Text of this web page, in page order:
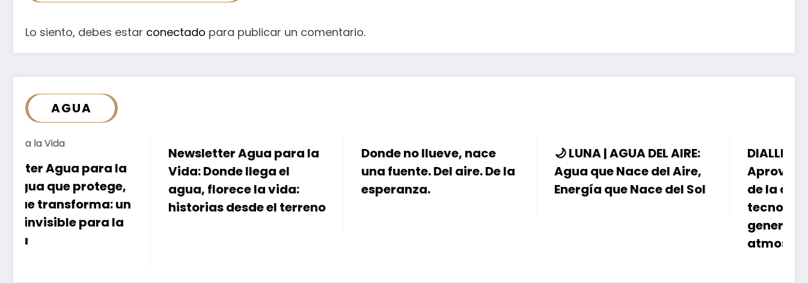
Lo siento, debes estar conectado para publicar un comentario.
AGUA
Newsletter Agua para la
Vida: Donde llega el
agua, florece la vida:
historias desde el terreno
Donde no llueve, nace
una fuente. Del aire. De la
esperanza.
🌙 LUNA | AGUA DEL AIRE:
Agua que Nace del Aire,
Energía que Nace del Sol
DIALLD BIO ENERGY |
Aprovechando el poder
de la atmósfera: